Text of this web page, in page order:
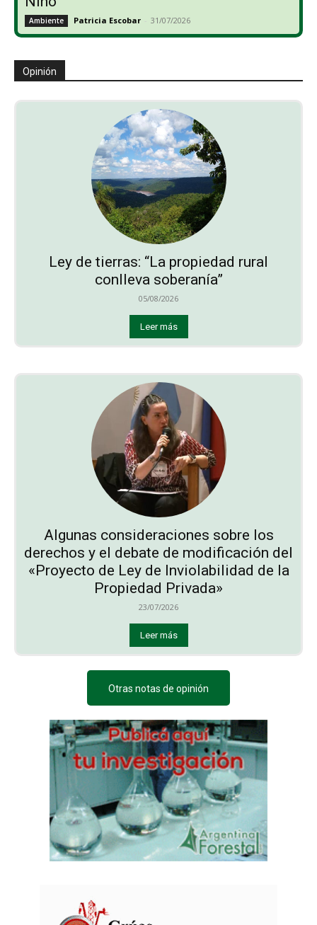
Ambiente Patricia Escobar - 31/07/2026
Opinión
Ley de tierras: “La propiedad rural
conlleva soberanía”
05/08/2026
Leer más
Algunas consideraciones sobre los
derechos y el debate de modificación del
«Proyecto de Ley de Inviolabilidad de la
Propiedad Privada»
23/07/2026
Leer más
Otras notas de opinión